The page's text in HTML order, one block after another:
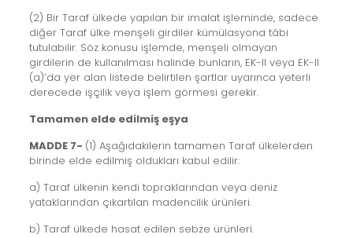
(2) Bir Taraf ülkede yapılan bir imalat işleminde, sadece
diğer Taraf ülke menşeli girdiler kümülasyona tâbi
tutulabilir. Söz konusu işlemde, menşeli olmayan
girdilerin de kullanılması halinde bunların, EK-II veya EK-II
(a)’da yer alan listede belirtilen şartlar uyarınca yeterli
derecede işçilik veya işlem görmesi gerekir.
Tamamen elde edilmiş eşya
MADDE 7- (1) Aşağıdakilerin tamamen Taraf ülkelerden
birinde elde edilmiş oldukları kabul edilir:
a) Taraf ülkenin kendi topraklarından veya deniz
yataklarından çıkartılan madencilik ürünleri.
b) Taraf ülkede hasat edilen sebze ürünleri.